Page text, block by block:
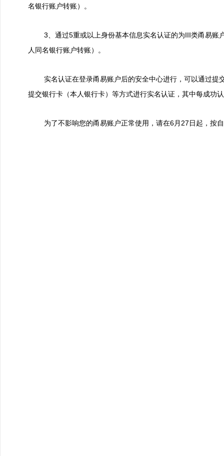
名银行账户转账）。
3、通过5重或以上身份基本信息实名认证的为III类甬易账
人同名银行账户转账）。
实名认证在登录甬易账户后的安全中心进行，可以通过提
提交银行卡（本人银行卡）等方式进行实名认证，其中每成功
为了不影响您的甬易账户正常使用，请在6月27日起，按